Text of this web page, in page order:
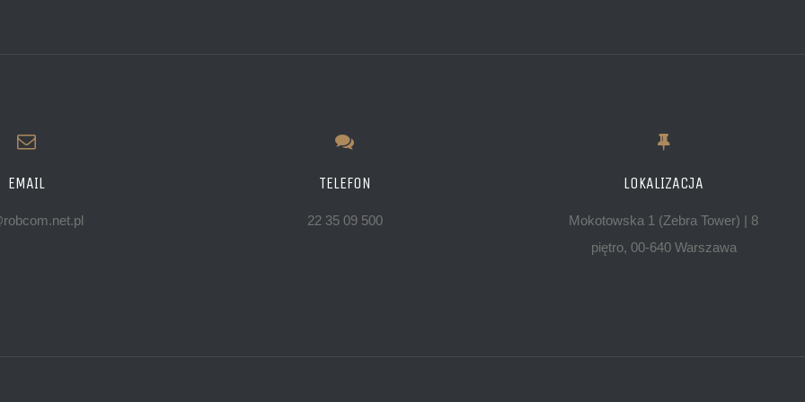
EMAIL TELEFON
22 35 09 500
LOKALIZACJA
Mokotowska 1 (Zebra Tower) | 8
piętro, 00-640 Warszawa